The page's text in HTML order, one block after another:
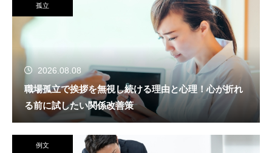
孤立
2026.08.08
職場孤立で挨拶を無視し続ける理由と心理！心が折れ
る前に試したい関係改善策
例文